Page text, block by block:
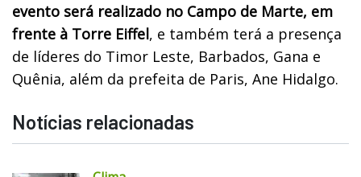
evento será realizado no Campo de Marte, em
frente à Torre Eiffel, e também terá a presença
de líderes do Timor Leste, Barbados, Gana e
Quênia, além da prefeita de Paris, Ane Hidalgo.
Notícias relacionadas